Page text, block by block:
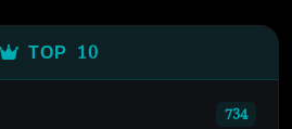
TOP 10
734